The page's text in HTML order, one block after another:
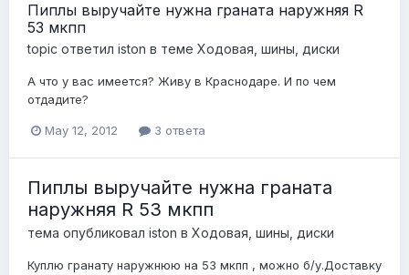
Пиплы выручайте нужна граната наружняя R
53 мкпп
topic ответил iston в теме Ходовая, шины, диски
А что у вас имеется? Живу в Краснодаре. И по чем
отдадите?
May 12, 2012 3 ответа
Пиплы выручайте нужна граната
наружняя R 53 мкпп
тема опубликовал iston в Ходовая, шины, диски
Куплю гранату наружнюю на 53 мкпп , можно б/у.Доставку